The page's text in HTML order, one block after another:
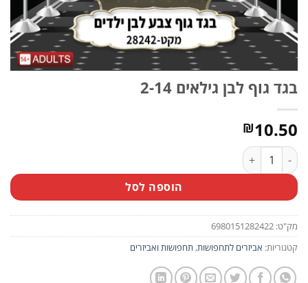
בגד גוף לבן גילאים 2-14
₪10.50
כמות של בגד גוף לבן גילאים 2-14
הוספה לסל
מק"ט: 6980151282422
קטגוריות: אביזרים לתחפושות, תחפושות ואביזרים